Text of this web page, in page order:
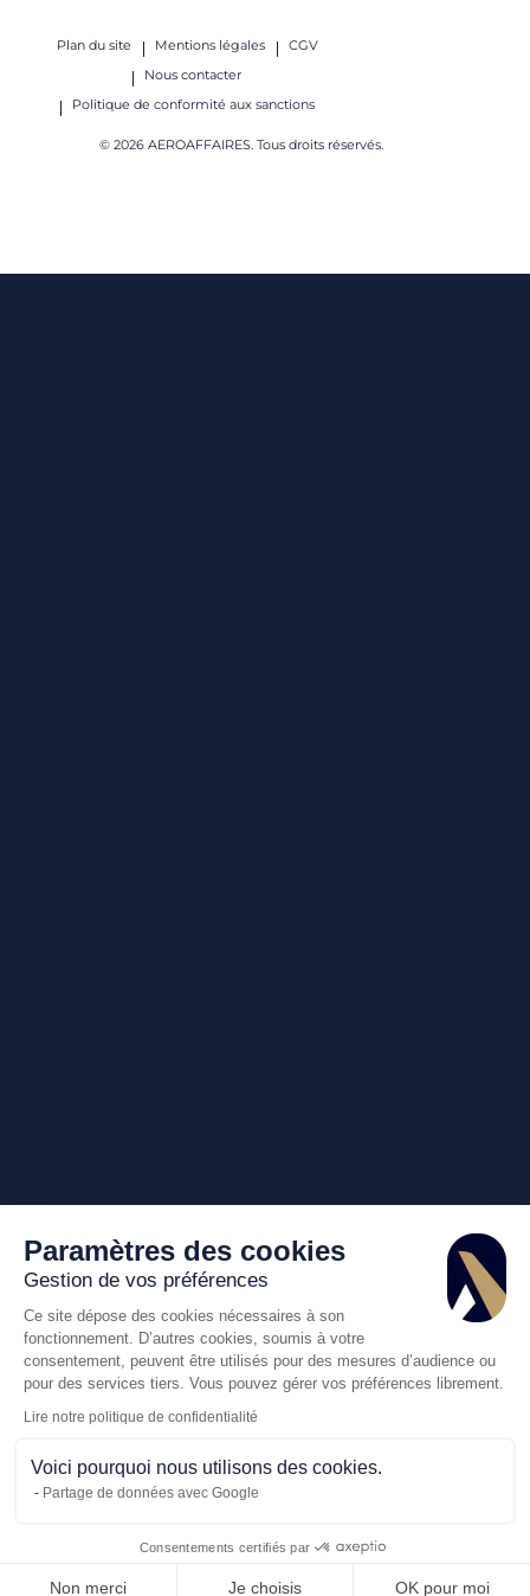
Plan du site Mentions légales
CGV
Nous contacter
Politique de conformité aux sanctions
© 2026 AEROAFFAIRES. Tous droits réservés.
Paramètres des cookies
Gestion de vos préférences
Ce site dépose des cookies nécessaires à son
fonctionnement. D’autres cookies, soumis à votre
consentement, peuvent être utilisés pour des mesures d’audience ou
pour des services tiers. Vous pouvez gérer vos préférences librement.
Lire notre politique de confidentialité
Voici pourquoi nous utilisons des cookies.
Partage de données avec Google
Consentements certifiés par
Non merci Je choisis OK pour moi